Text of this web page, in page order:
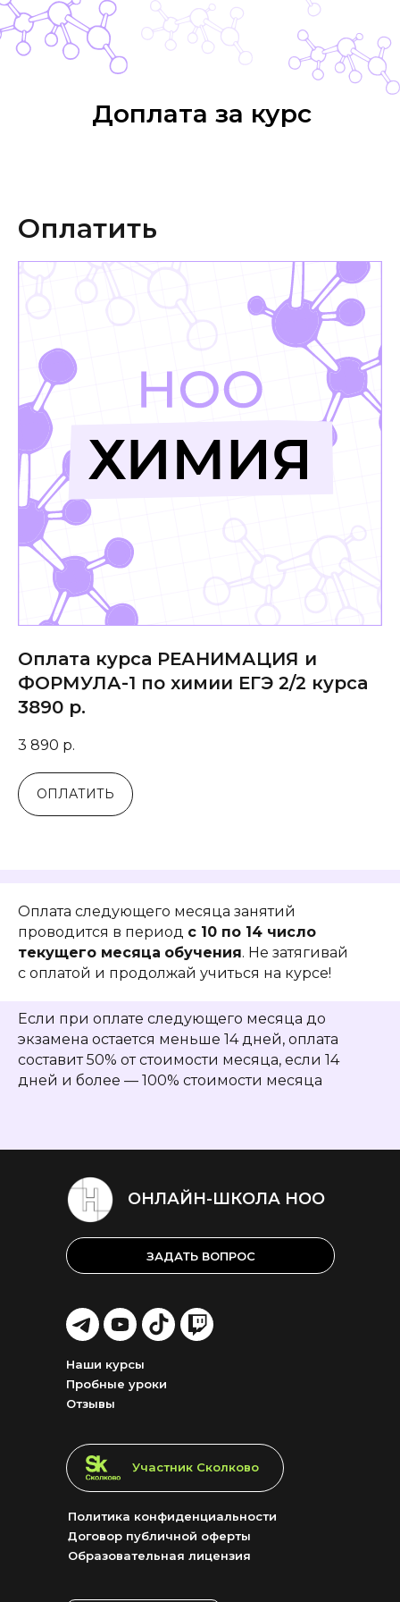
Доплата за курс
Оплатить
Оплата курса РЕАНИМАЦИЯ и
ФОРМУЛА-1 по химии ЕГЭ 2/2 курса
3890 р.
3 890 р.
ОПЛАТИТЬ
Оплата следующего месяца занятий
проводится в период с 10 по 14 число
текущего месяца обучения. Не затягивай
с оплатой и продолжай учиться на курсе!
Если при оплате следующего месяца до
экзамена остается меньше 14 дней, оплата
составит 50% от стоимости месяца, если 14
дней и более — 100% стоимости месяца
ОНЛАЙН-ШКОЛА НОО
LET'S
GO!
LET'S
GO!
LET'S
GO!
LET'S
GO!
Образовательная лицензия
Договор публичной оферты
Политика конфиденциальности
Отзывы
Пробные уроки
Наши курсы
ЗАДАТЬ ВОПРОС
Участник Сколково
LET'S GO!